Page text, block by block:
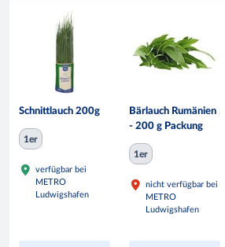
Schnittlauch 200g
1er
verfügbar bei
METRO
Ludwigshafen
Bärlauch Rumänien
- 200 g Packung
1er
nicht verfügbar bei
METRO
Ludwigshafen